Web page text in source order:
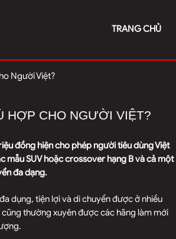
TRANG CHỦ
Người Việt?
HỢP CHO NGƯỜI VIỆT?
đồng hiện cho phép người tiêu dùng Việt
mẫu SUV hoặc crossover hạng B và cả một
đa dạng.
dụng, tiện lợi và di chuyển được ở nhiều
thường xuyên được các hãng làm mới